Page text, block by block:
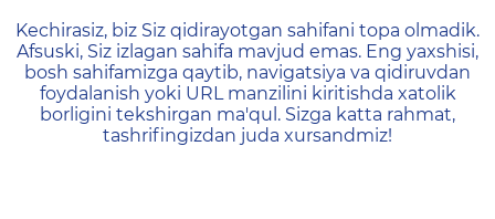
404 — Страница не
Kechirasiz, biz Siz qidirayotgan sahifani topa olmadik.
Afsuski, Siz izlagan sahifa mavjud emas. Eng yaxshisi,
bosh sahifamizga qaytib, navigatsiya va qidiruvdan
foydalanish yoki URL manzilini kiritishda xatolik
borligini tekshirgan ma'qul. Sizga katta rahmat,
tashrifingizdan juda xursandmiz!